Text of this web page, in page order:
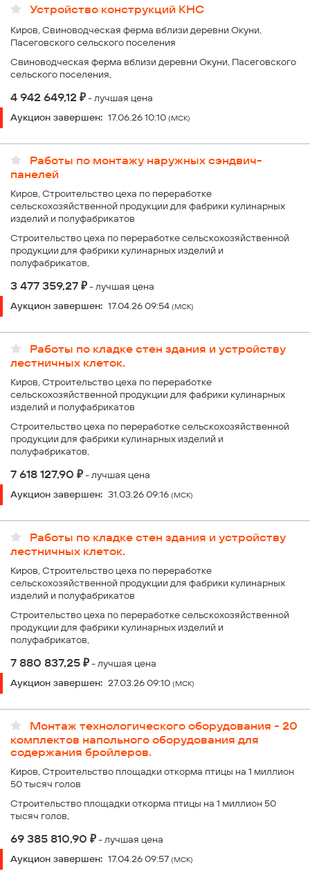
Устройство конструкций КНС
Киров, Свиноводческая ферма вблизи деревни Окуни,
Пасеговского сельского поселения
Свиноводческая ферма вблизи деревни Окуни, Пасеговского
сельского поселения,
4 942 649,12 ₽- лучшая цена
Аукцион завершен: 17.06.26 10:10 (МСК)
Работы по монтажу наружных сэндвич-
панелей
Киров, Строительство цеха по переработке
сельскохозяйственной продукции для фабрики кулинарных
изделий и полуфабрикатов
Строительство цеха по переработке сельскохозяйственной
продукции для фабрики кулинарных изделий и
полуфабрикатов,
3 477 359,27 ₽- лучшая цена
Аукцион завершен: 17.04.26 09:54 (МСК)
Работы по кладке стен здания и устройству
лестничных клеток.
Киров, Строительство цеха по переработке
сельскохозяйственной продукции для фабрики кулинарных
изделий и полуфабрикатов
Строительство цеха по переработке сельскохозяйственной
продукции для фабрики кулинарных изделий и
полуфабрикатов,
7 618 127,90 ₽- лучшая цена
Аукцион завершен: 31.03.26 09:16 (МСК)
Работы по кладке стен здания и устройству
лестничных клеток.
Киров, Строительство цеха по переработке
сельскохозяйственной продукции для фабрики кулинарных
изделий и полуфабрикатов
Строительство цеха по переработке сельскохозяйственной
продукции для фабрики кулинарных изделий и
полуфабрикатов,
7 880 837,25 ₽- лучшая цена
Аукцион завершен: 27.03.26 09:10 (МСК)
Монтаж технологического оборудования - 20
комплектов напольного оборудования для
содержания бройлеров.
Киров, Строительство площадки откорма птицы на 1 миллион
50 тысяч голов
Строительство площадки откорма птицы на 1 миллион 50
тысяч голов,
69 385 810,90 ₽- лучшая цена
Аукцион завершен: 17.04.26 09:57 (МСК)